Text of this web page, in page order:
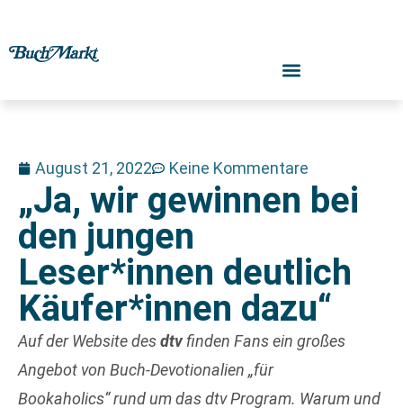
August 21, 2022 Keine Kommentare
„Ja, wir gewinnen bei
den jungen
Leser*innen deutlich
Käufer*innen dazu“
Auf der Website desdtvfinden Fans ein großes
Angebot von Buch-Devotionalien „für
Bookaholics“rund um das dtv Program. Warum und